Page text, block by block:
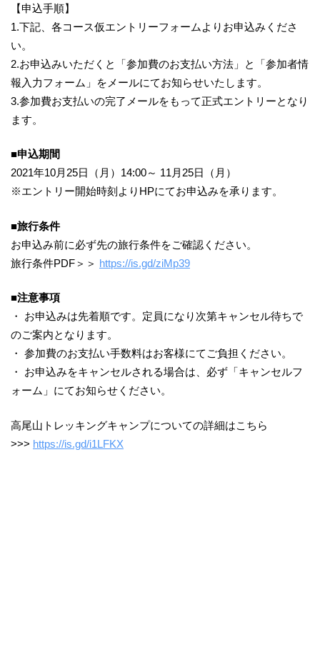
【申込手順】
1.下記、各コース仮エントリーフォームよりお申込みくださ
い。
2.お申込みいただくと「参加費のお支払い方法」と「参加者情
報入力フォーム」をメールにてお知らせいたします。
3.参加費お支払いの完了メールをもって正式エントリーとなり
ます。
■申込期間
2021年10月25日（月）14:00～ 11月25日（月）
※エントリー開始時刻よりHPにてお申込みを承ります。
■旅行条件
お申込み前に必ず先の旅行条件をご確認ください。
旅行条件PDF＞＞ https://is.gd/ziMp39
■注意事項
・ お申込みは先着順です。定員になり次第キャンセル待ちで
のご案内となります。
・ 参加費のお支払い手数料はお客様にてご負担ください。
・ お申込みをキャンセルされる場合は、必ず「キャンセルフ
ォーム」にてお知らせください。
高尾山トレッキングキャンプについての詳細はこちら
>>> https://is.gd/i1LFKX